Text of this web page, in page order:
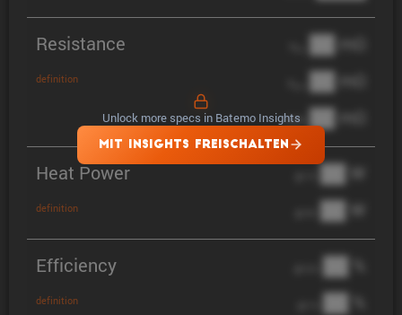
Resistance
definition
██ mΩ
██ mΩ
DCIR ██ mΩ
Heat Power
definition
██ W
██ W
Efficiency
definition
██ %
██ %
Unlock more specs in Batemo Insights
MIT INSIGHTS FREISCHALTEN